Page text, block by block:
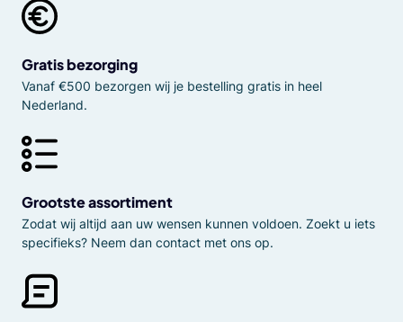
Gratis bezorging
Vanaf €500 bezorgen wij je bestelling gratis in heel
Nederland.
Grootste assortiment
Zodat wij altijd aan uw wensen kunnen voldoen. Zoekt u iets
specifieks? Neem dan contact met ons op.